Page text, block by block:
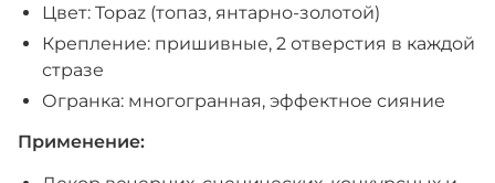
Цвет: Topaz (топаз, янтарно-золотой)
Крепление: пришивные, 2 отверстия в каждой
стразе
Огранка: многогранная, эффектное сияние
Применение: